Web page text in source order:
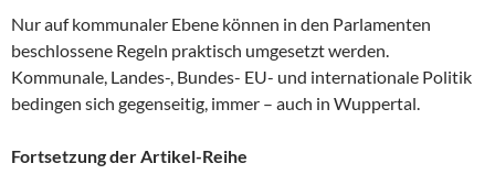
Nur auf kommunaler Ebene können in den Parlamenten
beschlossene Regeln praktisch umgesetzt werden.
Kommunale, Landes-, Bundes- EU- und internationale Politik
bedingen sich gegenseitig, immer – auch in Wuppertal.
Fortsetzung der Artikel-Reihe